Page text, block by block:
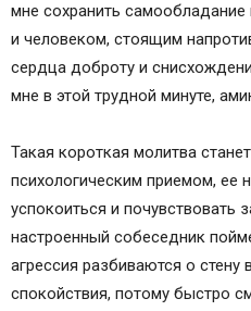
мне сохранить
и человеком, стоящим
сердца доброту и
мне в этой трудной минуте,
Такая короткая молитва
психологическим приемом, ее
успокоиться и почувствовать
настроенный собеседник
агрессия разбиваются о
спокойствия, потому быстро